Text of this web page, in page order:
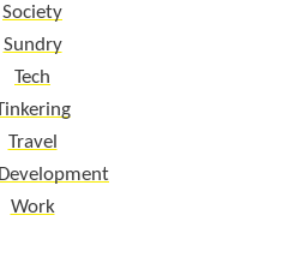
Society
Sundry
Tech
Travel
Work